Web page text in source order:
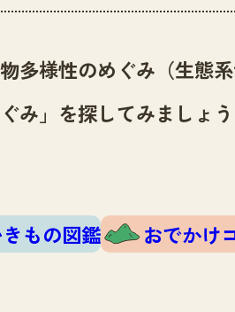
様性のめぐみ（生態
み」を探してみましょう
もの図鑑 おでかけ